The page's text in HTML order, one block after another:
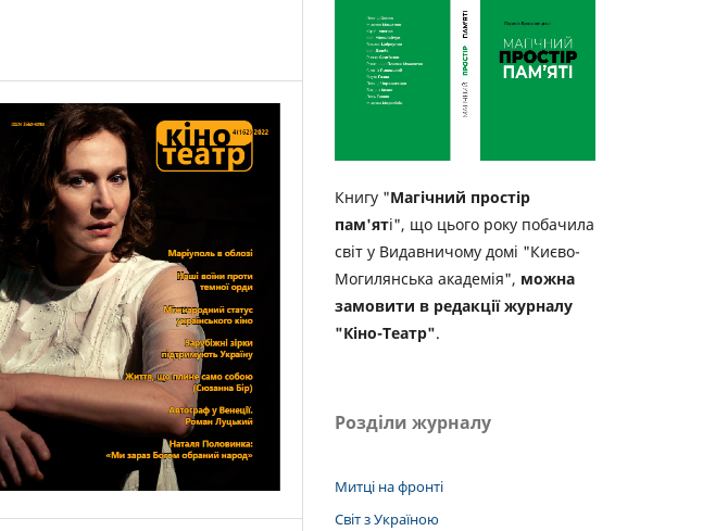
Книгу "Магічний простір
пам'яті", що цього року побачила
світ у Видавничому домі "Києво-
Могилянська академія", можна
замовити в редакції журналу
"Кіно-Театр".
Розділи журналу
Митці на фронті
Світ з Україною